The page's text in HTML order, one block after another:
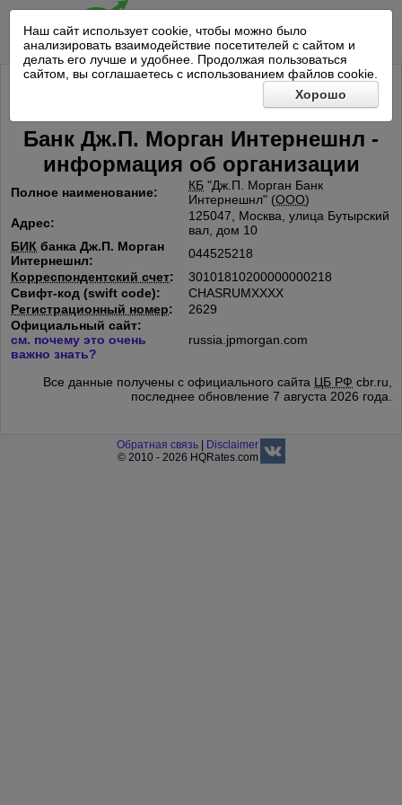
Наш сайт использует cookie, чтобы можно было
анализировать взаимодействие посетителей с сайтом и
делать его лучше и удобнее. Продолжая пользоваться
сайтом, вы соглашаетесь с использованием файлов cookie.
Хорошо
Банк Дж.П. Морган Интернешнл -
информация об организации
Полное наименование: КБ "Дж.П. Морган Банк
Интернешнл" (ООО)
Адрес:
125047, Москва, улица Бутырский
вал, дом 10
БИК банка Дж.П. Морган
Интернешнл:
044525218
Корреспондентский счет:
30101810200000000218
Свифт-код (swift code):
CHASRUMXXXX
Регистрационный номер:
2629
Официальный сайт:
см. почему это очень
важно знать?
russia.jpmorgan.com
Все данные получены с официального сайта ЦБ РФ cbr.ru,
последнее обновление 7 августа 2026 года.
Обратная связь
Disclaimer
© 2010 - 2026 HQRates.com